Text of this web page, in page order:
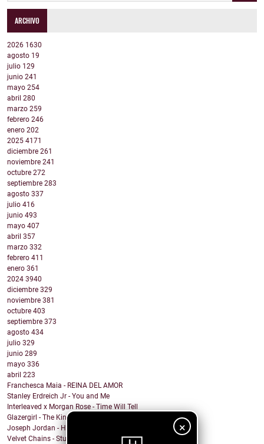
×
ARCHIVO
2026 1630
agosto 19
julio 129
junio 241
mayo 254
abril 280
marzo 259
febrero 246
enero 202
2025 4171
diciembre 261
noviembre 241
octubre 272
septiembre 283
agosto 337
julio 416
junio 493
mayo 407
abril 357
marzo 332
febrero 411
enero 361
2024 3940
diciembre 329
noviembre 381
octubre 403
septiembre 373
agosto 434
julio 329
junio 289
mayo 336
abril 223
Franchesca Maia - REINA DEL AMOR
Stanley Erdreich Jr - You and Me
Interleaved x Morgan Rose - Time Will Tell
Glazergirl - The Kingdom
Joseph Jordan - How Do I Know
Velvet Chains - Stuck Against the Wall